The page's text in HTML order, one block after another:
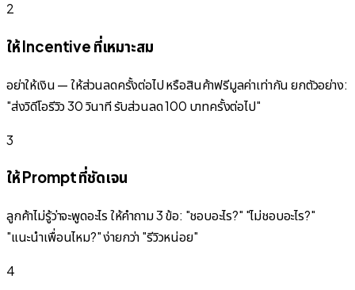
2
ให้ Incentive ที่เหมาะสม
อย่าให้เงิน — ให้ส่วนลดครั้งต่อไป หรือสินค้าฟรีมูลค่าเท่ากัน ยกตัวอย่าง:
"ส่งวิดีโอรีวิว 30 วินาที รับส่วนลด 100 บาทครั้งต่อไป"
3
ให้ Prompt ที่ชัดเจน
ลูกค้าไม่รู้ว่าจะพูดอะไร ให้คำถาม 3 ข้อ: "ชอบอะไร?" "ไม่ชอบอะไร?"
"แนะนำเพื่อนไหม?" ง่ายกว่า "รีวิวหน่อย"
4